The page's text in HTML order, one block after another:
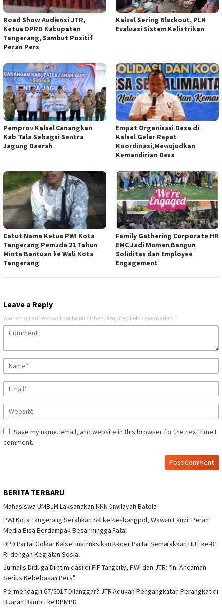
Road Show Audiensi JTR,
Ketua DPRD Kabupaten
Tangerang, Sambut Positif
Peran Pers
Kalsel Sering Blackout, PLN
Evaluasi Sistem Kelistrikan
Pemprov Kalsel Canangkan
Kab Tala Sebagai Sentra
Jagung Daerah
Empat Organisasi Desa di
Kalsel Gelar Rapat
Koordinasi,Mewujudkan
Kemandirian Desa
Catut Nama Ketua PWI Kota
Tangerang Pemuda 21 Tahun
Minta Bantuan ke Wali Kota
Tangerang
Family Gathering Corporate HR
EMC Jadi Momen Bangun
Soliditas dan Employee
Engagement
Leave a Reply
Your email address will not be published. Required fields are marked *
Save my name, email, and website in this browser for the next time I
comment.
BERITA TERBARU
Mahasiswa UMBJM Laksanakan KKN Diwilayah Batola
PWI Kota Tangerang Serahkan SK ke Kesbangpol, Wawan Fauzi: Peran
Media Bisa Berdampak Besar hingga Fatal
DPD Partai Golkar Kalsel Instruksikan Kader Partai Semarakkan HUT ke-81
RI dengan Kegiatan Sosial
Jurnalis Diduga Diintimidasi di FIF Tangcity, PWI dan JTR: “Ini Ancaman
Serius Kebebasan Pers”
Permendagri 67/2017 Dilanggar? JTR Adukan Pengangkatan Perangkat di
Buaran Bambu ke DPMPD